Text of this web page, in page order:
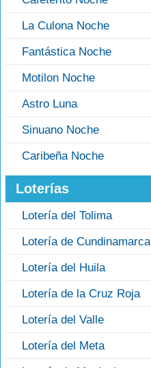
La Culona Noche
Fantástica Noche
Motilon Noche
Astro Luna
Sinuano Noche
Caribeña Noche
Loterías
Lotería del Tolima
Lotería de Cundinamarca
Lotería del Huila
Lotería de la Cruz Roja
Lotería del Valle
Lotería del Meta